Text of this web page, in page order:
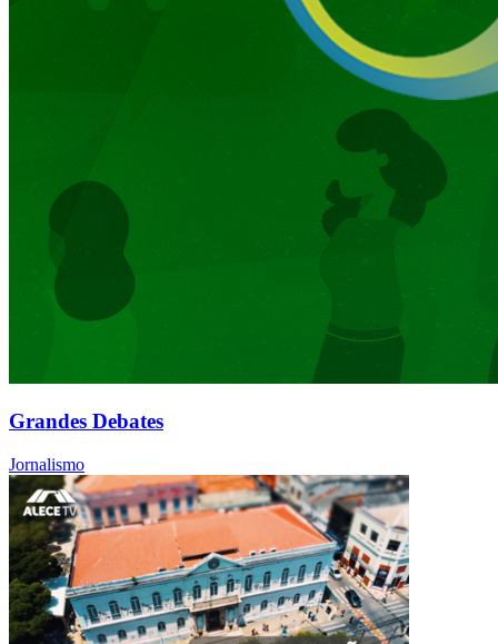
Grandes Debates
Jornalismo